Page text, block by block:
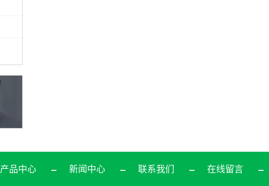
产品中心 新闻中心 联系我们 在线留言